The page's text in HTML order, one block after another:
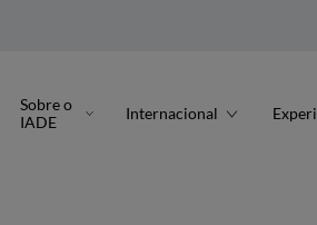
Sobre o
IADE
Internacional